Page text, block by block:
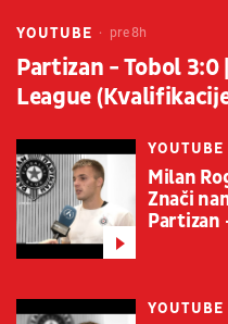
YOUTUBE pre 8h
Partizan - Tobol 3:0
League
YOUTUBE
Milan
Znači
Partizan
YOUTUBE